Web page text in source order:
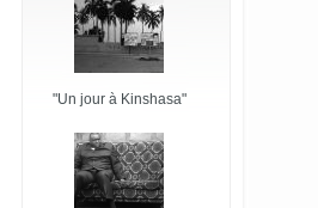
"Un jour à Kinshasa"